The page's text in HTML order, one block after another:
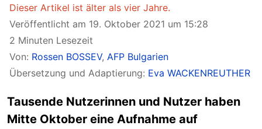
Dieser Artikel ist älter als vier Jahre.
Veröffentlicht am 19. Oktober 2021 um 15:28
2 Minuten Lesezeit
Von: Rossen BOSSEV, AFP Bulgarien
Übersetzung und Adaptierung: Eva WACKENREUTHER
Tausende Nutzerinnen und Nutzer haben
Mitte Oktober eine Aufnahme auf